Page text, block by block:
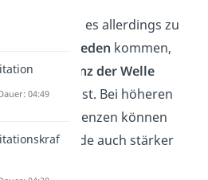
kann es allerdings zu
Unterschieden kommen,
die
Frequenz der Welle
hoch ist. Bei höheren
Frequenzen können
Unterschiede auch stärker
04:49